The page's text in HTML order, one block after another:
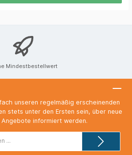
Mindestbestellwert
unseren regelmäßig erscheinenden
stets unter den Ersten sein, über neue
informiert werden.
Mail-